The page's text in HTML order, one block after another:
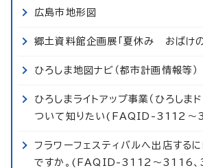
広島市地形図
郷土資料館企画展「夏休み おばけの
ひろしま地図ナビ（都市計画情報等）
ひろしまライトアップ事業（ひろしまド
ついて知りたい(FAQID-3112～
フラワーフェスティバルへ出店する
ですか。(FAQID-3112～3116、